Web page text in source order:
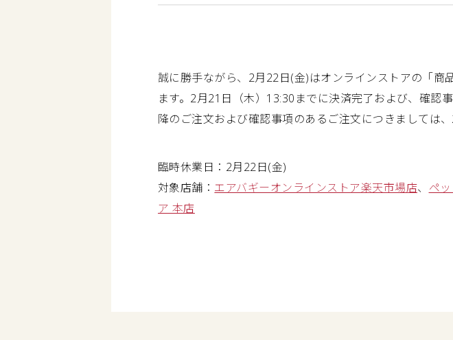
誠に勝手ながら、2月22日(金)はオンラインストアの「
ます。2月21日（木）13:30までに決済完了および、確認
降のご注文および確認事項のあるご注文につきましては
臨時休業日：2月22日(金)
対象店舗： エアバギーオンラインストア楽天市場店、 ペ
ア 本店